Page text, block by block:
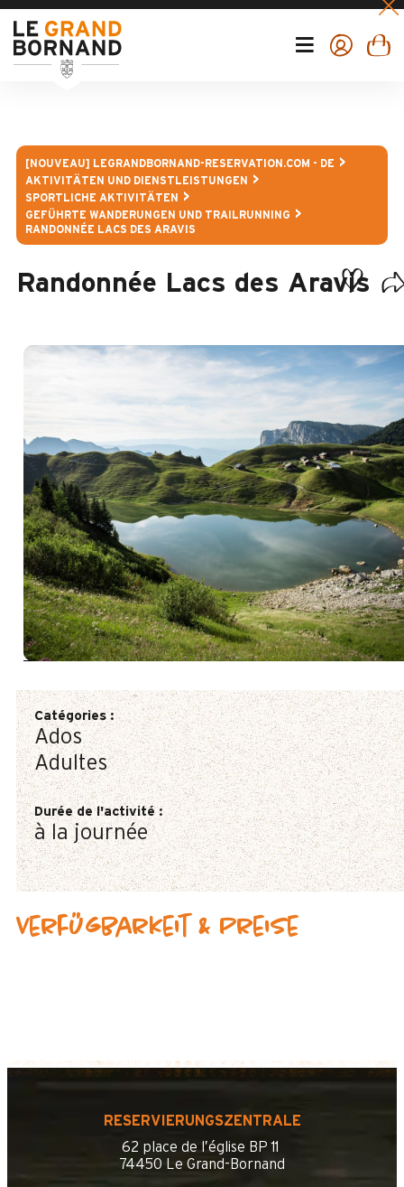
[NOUVEAU] LEGRANDBORNAND-RESERVATION.COM - DE
AKTIVITÄTEN UND DIENSTLEISTUNGEN
SPORTLICHE AKTIVITÄTEN
GEFÜHRTE WANDERUNGEN UND TRAILRUNNING
RANDONNÉE LACS DES ARAVIS
Randonnée Lacs des Aravis
Catégories:
Ados
Adultes
Durée de l'activité:
à la journée
Verfügbarkeit & Preise
RESERVIERUNGSZENTRALE
62 place de l’église BP 11
74450 Le Grand-Bornand